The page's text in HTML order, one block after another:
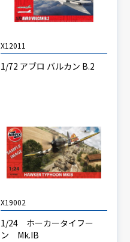
X12011
1/72 アブロ バルカン B.2
X19002
1/24 ホーカータイフー
ン Mk.IB